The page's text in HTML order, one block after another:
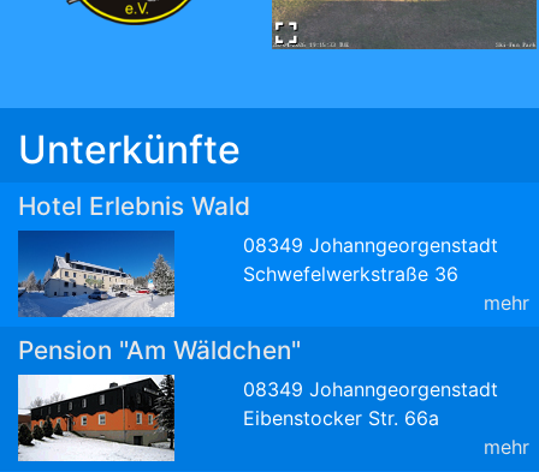
Unterkünfte
Hotel Erlebnis Wald
08349 Johanngeorgenstadt
Schwefelwerkstraße 36
mehr
Pension "Am Wäldchen"
08349 Johanngeorgenstadt
Eibenstocker Str. 66a
mehr